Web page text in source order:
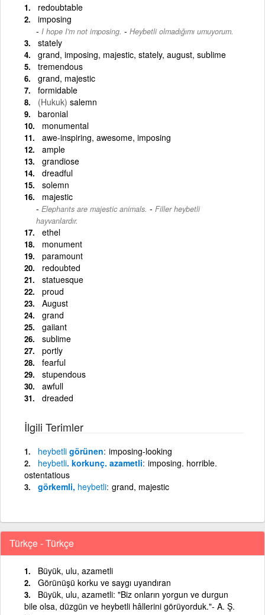
redoubtable
imposing
I hope I'm not imposing. - Heybetli olmadığımı umuyorum.
stately
grand, imposing, majestic, stately, august, sublime
tremendous
grand, majestic
formidable
(Hukuk) salemn
baronial
monumental
awe-inspiring, awesome, imposing
ample
grandiose
dreadful
solemn
majestic
Elephants are majestic animals. - Filler heybetli
hayvanlardır.
ethel
monument
paramount
redoubted
statuesque
proud
August
grand
gaiiant
sublime
portly
fearful
stupendous
awfull
dreaded
İlgili Terimler
heybetli görünen imposing-looking
heybetli. korkunç. azametli imposing. horrible.
ostentatious
görkemli, heybetli grand, majestic
Türkçe - Türkçe
Büyük, ulu, azametli
Görünüşü korku ve saygı uyandıran
Büyük, ulu, azametli: "Biz onların yorgun ve durgun
bile olsa, düzgün ve heybetli hâllerini görüyorduk."- A. Ş.